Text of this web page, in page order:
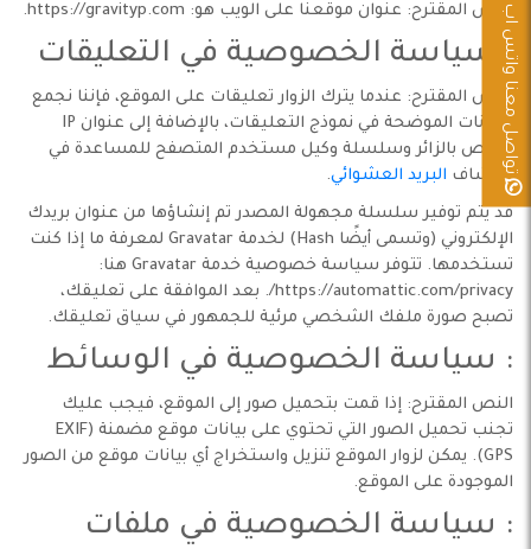
الاعمال
تواصل معنا تواصل معنا واتس اب
النص المقترح: عنوان موقعنا على الويب هو: https://gravityp.com.
: سياسة الخصوصية في التعليقات
النص المقترح: عندما يترك الزوار تعليقات على الموقع، فإننا نجمع
البيانات الموضحة في نموذج التعليقات، بالإضافة إلى عنوان IP
الخاص بالزائر وسلسلة وكيل مستخدم المتصفح للمساعدة في
اكتشاف البريد العشوائي.
قد يتم توفير سلسلة مجهولة المصدر تم إنشاؤها من عنوان بريدك
الإلكتروني (وتسمى أيضًا Hash) لخدمة Gravatar لمعرفة ما إذا كنت
تستخدمها. تتوفر سياسة خصوصية خدمة Gravatar هنا:
https://automattic.com/privacy/. بعد الموافقة على تعليقك،
تصبح صورة ملفك الشخصي مرئية للجمهور في سياق تعليقك.
: سياسة الخصوصية في الوسائط
النص المقترح: إذا قمت بتحميل صور إلى الموقع، فيجب عليك
تجنب تحميل الصور التي تحتوي على بيانات موقع مضمنة (EXIF
GPS). يمكن لزوار الموقع تنزيل واستخراج أي بيانات موقع من الصور
الموجودة على الموقع.
: سياسة الخصوصية في ملفات